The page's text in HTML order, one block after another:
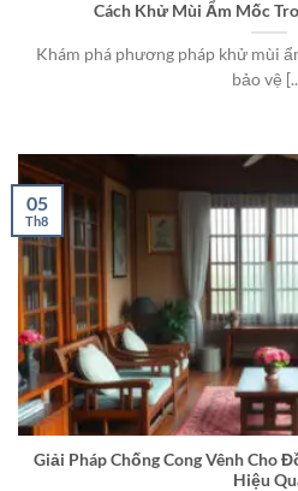
Cách Khử Mùi Ẩm Mốc
Khám phá phương pháp khử mùi
bảo vệ
Giải Pháp Chống Cong Vênh Cho
Hiệu
05
Th8